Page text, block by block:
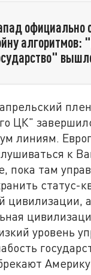
официально
алгоритмов:
ЦК"
линиям.
к
пока там
статус-
цивилизации,
уровень